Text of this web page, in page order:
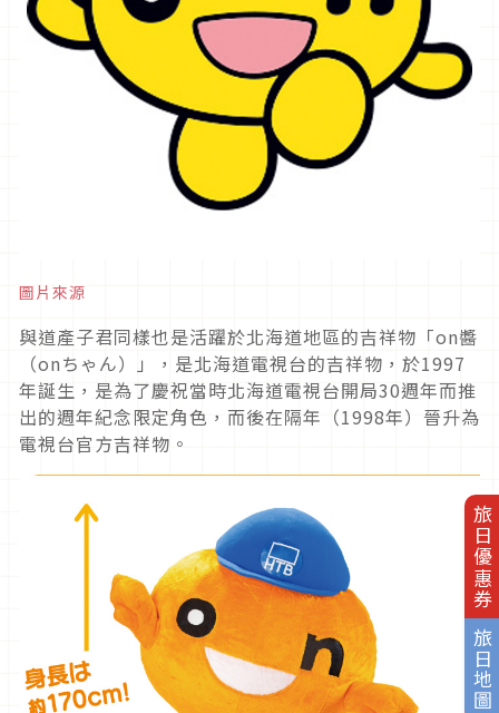
旅日優惠券
旅日地圖
圖片來源
與道產子君同樣也是活躍於北海道地區的吉祥物「on醬
（onちゃん）」，是北海道電視台的吉祥物，於1997
年誕生，是為了慶祝當時北海道電視台開局30週年而推
出的週年紀念限定角色，而後在隔年（1998年）晉升為
電視台官方吉祥物。